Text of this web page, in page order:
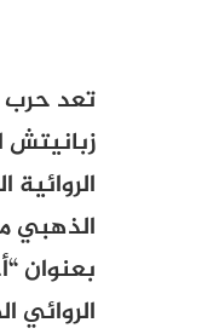
تعد حرب
الروائي